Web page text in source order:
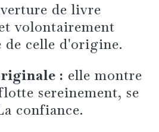
de livre
volontairement
celle d'origine.
: elle montre
sereinement, se
confiance.